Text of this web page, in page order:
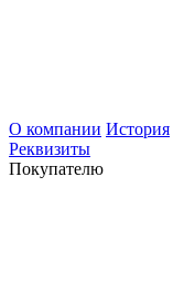
О компании История
Реквизиты
Покупателю